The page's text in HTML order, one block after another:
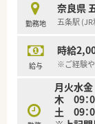
勤務地
奈良県
五条駅
給与
時給
※ご経験や
月火水金
木 09：
土 09：